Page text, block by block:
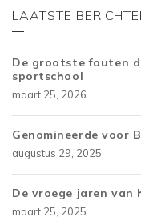
LAATSTE
De grootste fouten
sportschool
maart 25, 2026
Genomineerde voor
augustus 29, 2025
De vroege jaren van
maart 25, 2025